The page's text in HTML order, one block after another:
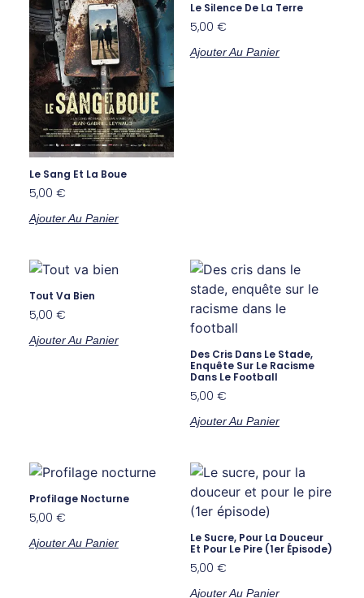
Le Sang Et La Boue
5,00 €
Ajouter Au Panier
Le Silence De La Terre
5,00 €
Ajouter Au Panier
Tout Va Bien
5,00 €
Ajouter Au Panier
Des Cris Dans Le Stade,
Enquête Sur Le Racisme
Dans Le Football
5,00 €
Ajouter Au Panier
Profilage Nocturne
5,00 €
Ajouter Au Panier
Le Sucre, Pour La Douceur
Et Pour Le Pire (1er Épisode)
5,00 €
Ajouter Au Panier